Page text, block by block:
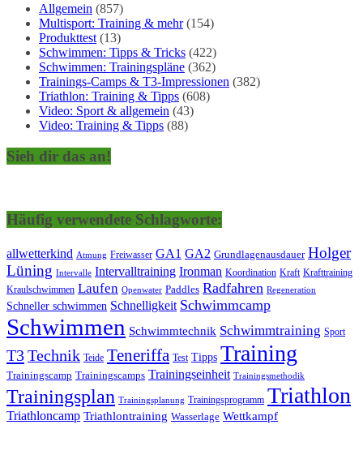
Allgemein (857)
Multisport: Training & mehr(154)
Produkttest (13)
Schwimmen: Tipps & Tricks (422)
Schwimmen: Trainingspläne (362)
Trainings-Camps & T3-Impressionen (382)
Triathlon: Training & Tipps (608)
Video: Sport & allgemein (43)
Video: Training & Tipps (88)
Sieh dir das an!
Häufig verwendete Schlagworte:
allwetterkind Atmung Freiwasser GA1 GA2 Grundlagenausdauer Holger
Lüning Intervalle Intervalltraining Ironman Koordination Kraft Krafttraining
Kraulschwimmen Laufen Openwater Paddles Radfahren Regeneration
Schneller schwimmen Schnelligkeit Schwimmcamp
Schwimmen Schwimmtechnik Schwimmtraining Sport
T3Technik Teide Teneriffa Test Tipps Training
Trainingscamp Trainingscamps Trainingseinheit Trainingsmethodik
Trainingsplan Trainingsplanung Trainingsprogramm Triathlon
Triathloncamp Triathlontraining Wasserlage Wettkampf